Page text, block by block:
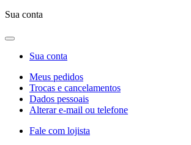
Sua conta
Sua conta
Meus pedidos
Trocas e cancelamentos
Dados pessoais
Alterar e-mail ou telefone
Fale com lojista